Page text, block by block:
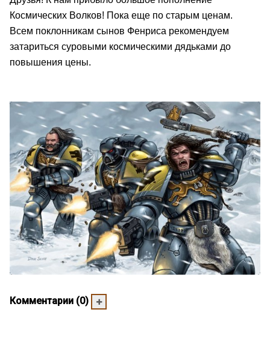
Космических Волков! Пока еще по старым ценам.
Всем поклонникам сынов Фенриса рекомендуем
затариться суровыми космическими дядьками до
повышения цены.
Комментарии (0)